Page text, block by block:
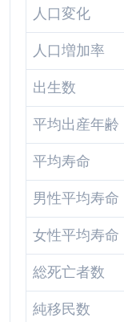
人口変化
人口増加率
出生数
平均出産年齢
平均寿命
男性平均寿命
女性平均寿命
総死亡者数
純移民数